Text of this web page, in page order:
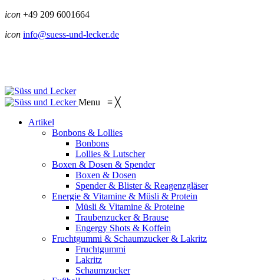
icon +49 209 6001664
icon info@suess-und-lecker.de
Menu ≡ ╳
Artikel
Bonbons & Lollies
Bonbons
Lollies & Lutscher
Boxen & Dosen & Spender
Boxen & Dosen
Spender & Blister & Reagenzgläser
Energie & Vitamine & Müsli & Protein
Müsli & Vitamine & Proteine
Traubenzucker & Brause
Engergy Shots & Koffein
Fruchtgummi & Schaumzucker & Lakritz
Fruchtgummi
Lakritz
Schaumzucker